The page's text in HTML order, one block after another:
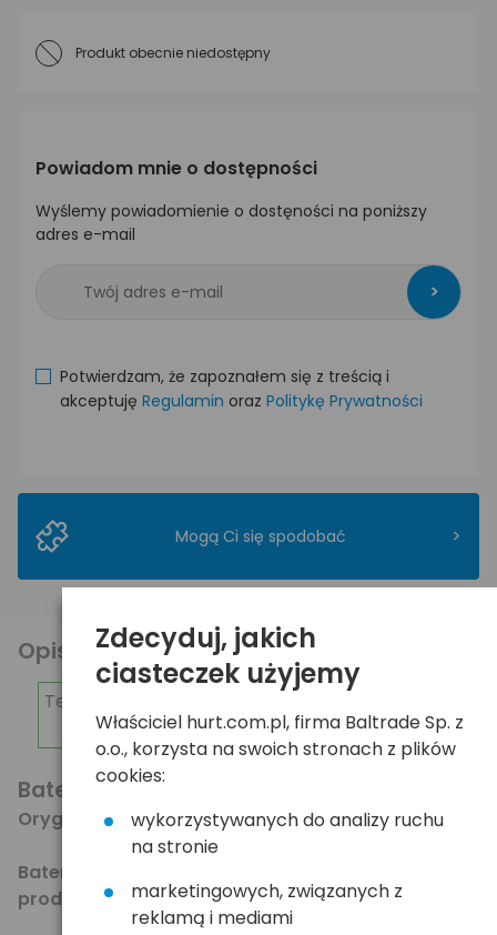
Produkt obecnie niedostępny
Powiadom mnie o dostępności
Wyślemy powiadomienie o dostęności na poniższy
adres e-mail
>
Potwierdzam, że zapoznałem się z treścią i
akceptuję Regulamin oraz Politykę Prywatności
Mogą Ci się spodobać >
Opis produktu
Telefon dedykowany dla zamówień hurtowych:
798-238-238
Bateria litowa Renata CR1632 - 1szt.
Oryginał - Made in Switzerland
Baterie z aktualnej produkcji - prosto od
producenta - z długą datą ważności.
Zdecyduj, jakich
ciasteczek użyjemy
Właściciel hurt.com.pl, firma Baltrade Sp. z
o.o., korzysta na swoich stronach z plików
cookies:
wykorzystywanych do analizy ruchu
na stronie
marketingowych, związanych z
reklamą i mediami